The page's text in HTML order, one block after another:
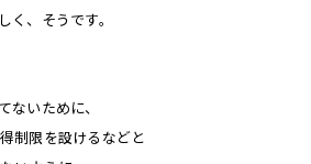
く、そうです。
ないために、
制限を設けるなどと